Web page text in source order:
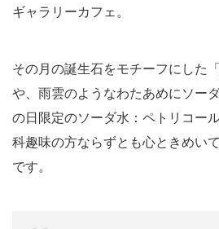
ギャラリーカフェ。
その月の誕生石をモチーフにした
や、雨雲のようなわたあめにソー
の日限定のソーダ水：ペトリコー
科趣味の方ならずとも心ときめい
です。